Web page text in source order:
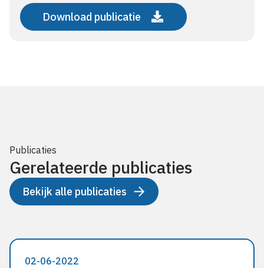
Download publicatie
Publicaties
Gerelateerde publicaties
Bekijk alle publicaties
02-06-2022